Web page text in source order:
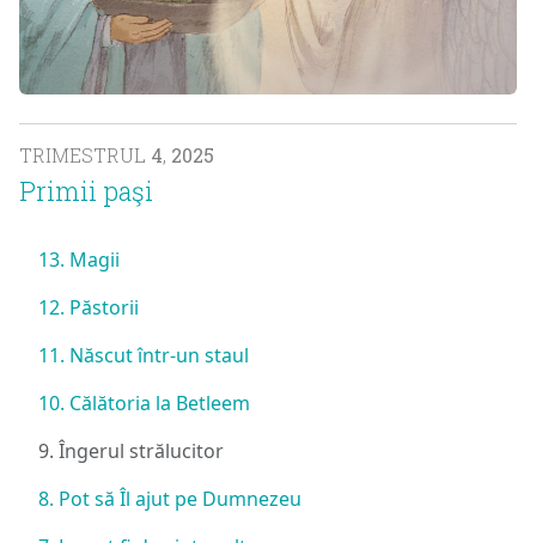
TRIMESTRUL 4, 2025
Primii paşi
13. Magii
12. Păstorii
11. Născut într-un staul
10. Călătoria la Betleem
9. Îngerul strălucitor
8. Pot să Îl ajut pe Dumnezeu